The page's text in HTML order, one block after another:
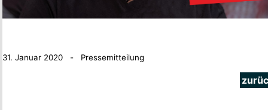
31. Januar 2020 - Pressemitteilung